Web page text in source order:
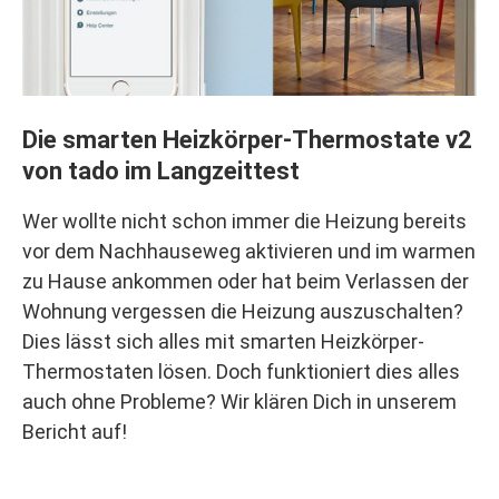
Die smarten Heizkörper-Thermostate v2
von tado im Langzeittest
Wer wollte nicht schon immer die Heizung bereits
vor dem Nachhauseweg aktivieren und im warmen
zu Hause ankommen oder hat beim Verlassen der
Wohnung vergessen die Heizung auszuschalten?
Dies lässt sich alles mit smarten Heizkörper-
Thermostaten lösen. Doch funktioniert dies alles
auch ohne Probleme? Wir klären Dich in unserem
Bericht auf!